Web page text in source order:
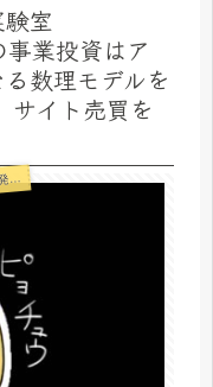
室
業投資はア
数理モデルを
サイト売買を
らの実験室-思考・失敗談・リアルタイム実況等を発信します-